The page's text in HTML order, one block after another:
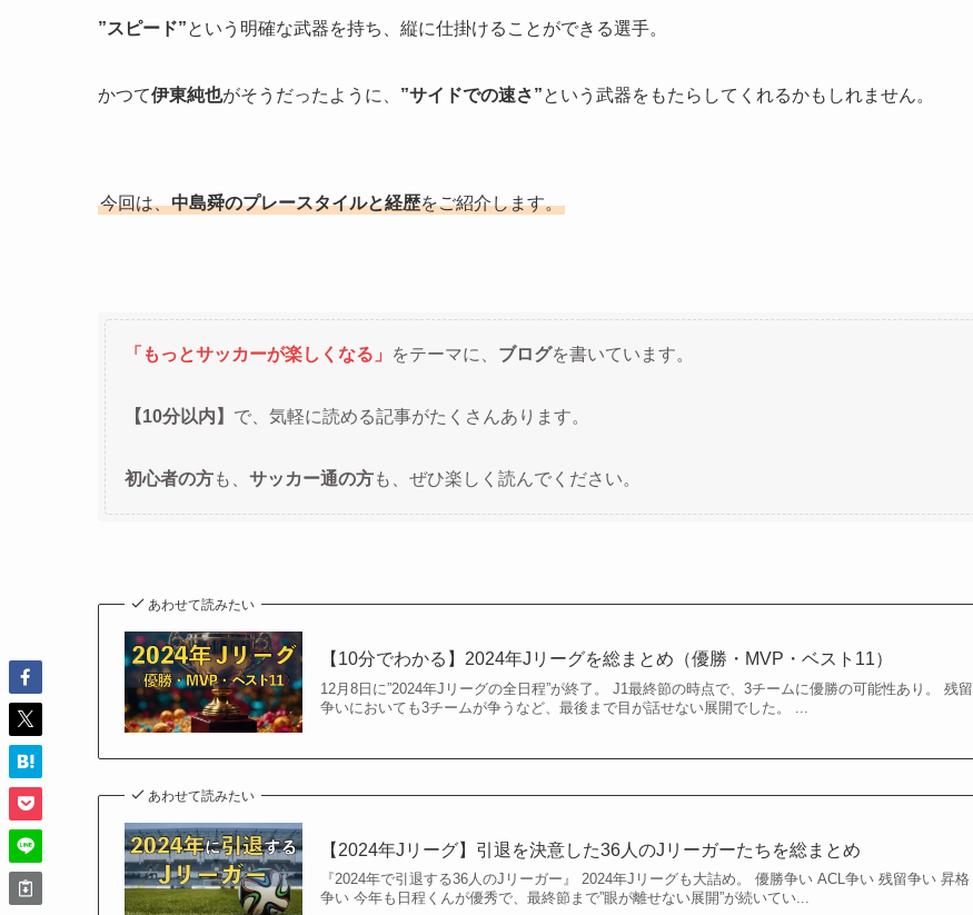
”スピード”という明確な武器を持ち、縦に仕掛けることができる選手。
かつて伊東純也がそうだったように、 ”サイドでの速さ”という武器をもたらしてくれるかもしれません。
今回は、中島舜のプレースタイルと経歴をご紹介します。
「もっとサッカーが楽しくなる」 をテーマに、 ブログを書いています。
【10分以内】 で、気軽に読める記事がたくさんあります。
初心者の方も、 サッカー通の方も、ぜひ楽しく読んでください。
あわせて読みたい
【10分でわかる】2024年Jリーグを総まとめ（優勝・MVP・ベスト11）
12月8日に”2024年Jリーグの全日程”が終了。 J1最終節の時点で、3チームに優勝の可能性あり。 残留
争いにおいても3チームが争うなど、最後まで目が話せない展開でした。 ...
あわせて読みたい
【2024年Jリーグ】引退を決意した36人のJリーガーたちを総まとめ
『2024年で引退する36人のJリーガー』 2024年Jリーグも大詰め。 優勝争い ACL争い 残留争い 昇格
争い 今年も日程くんが優秀で、最終節まで”眼が離せない展開”が続いてい...